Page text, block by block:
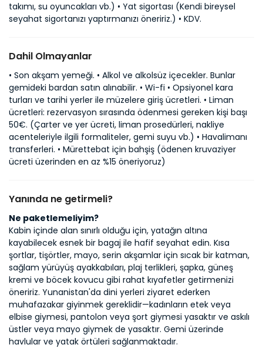
takımı, su oyuncakları vb.) • Yat sigortası (Kendi bireysel
seyahat sigortanızı yaptırmanızı öneririz.) • KDV.
Dahil Olmayanlar
• Son akşam yemeği. • Alkol ve alkolsüz içecekler. Bunlar
gemideki bardan satın alınabilir. • Wi-fi • Opsiyonel kara
turları ve tarihi yerler ile müzelere giriş ücretleri. • Liman
ücretleri: rezervasyon sırasında ödenmesi gereken kişi başı
50€. (Çarter ve yer ücreti, liman prosedürleri, nakliye
acenteleriyle ilgili formaliteler, gemi suyu vb.) • Havalimanı
transferleri. • Mürettebat için bahşiş (ödenen kruvaziyer
ücreti üzerinden en az %15 öneriyoruz)
Yanında ne getirmeli?
Ne paketlemeliyim?
Kabin içinde alan sınırlı olduğu için, yatağın altına
kayabilecek esnek bir bagaj ile hafif seyahat edin. Kısa
şortlar, tişörtler, mayo, serin akşamlar için sıcak bir katman,
sağlam yürüyüş ayakkabıları, plaj terlikleri, şapka, güneş
kremi ve böcek kovucu gibi rahat kıyafetler getirmenizi
öneririz. Yunanistan'da dini yerleri ziyaret ederken
muhafazakar giyinmek gereklidir—kadınların etek veya
elbise giymesi, pantolon veya şort giymesi yasaktır ve askılı
üstler veya mayo giymek de yasaktır. Gemi üzerinde
havlular ve yatak örtüleri sağlanmaktadır.